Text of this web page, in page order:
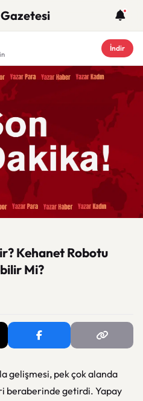
İndir
Kehanet Robotu
Mi?
gelişmesi, pek çok alanda
beraberinde getirdi. Yapay